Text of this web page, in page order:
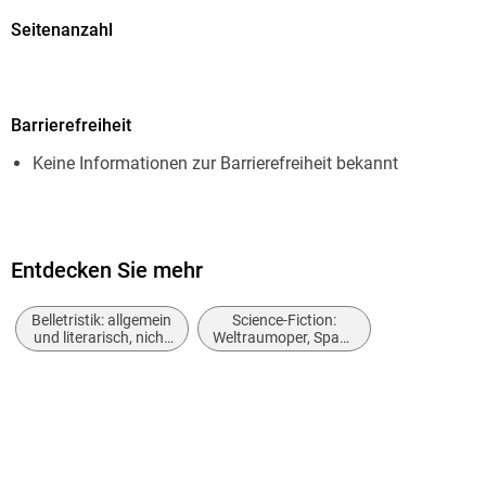
Seitenanzahl
0,99 MB
Reihe
Horst Hoffmann
Perry Rhodan Redaktion
Barrierefreiheit
Keine Informationen zur Barrierefreiheit bekannt
Entdecken Sie mehr
Belletristik: allgemein
und literarisch, nicht
nach Genre
Science-Fiction:
Weltraumoper, Space
Opera